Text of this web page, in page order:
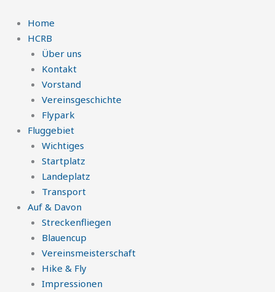
Inhalt
springen
Home
HCRB
Über uns
Kontakt
Vorstand
Vereinsgeschichte
Flypark
Fluggebiet
Wichtiges
Startplatz
Landeplatz
Transport
Auf & Davon
Streckenfliegen
Blauencup
Vereinsmeisterschaft
Hike & Fly
Impressionen